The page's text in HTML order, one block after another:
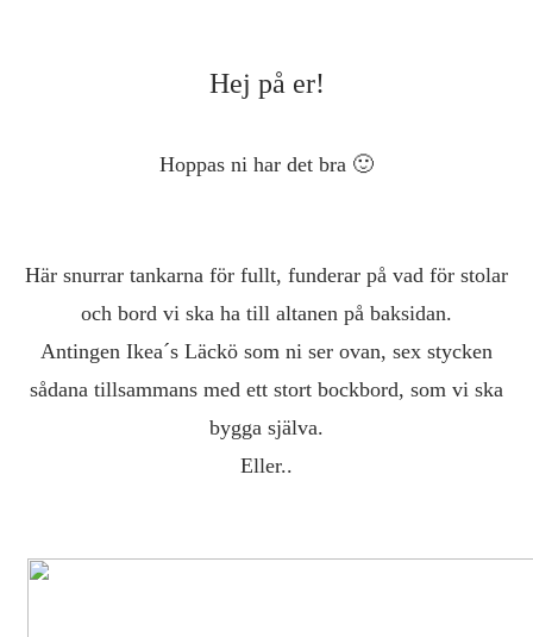
Hej på er!
Hoppas ni har det bra 🙂
Här snurrar tankarna för fullt, funderar på vad för stolar
och bord vi ska ha till altanen på baksidan.
Antingen Ikea´s Läckö som ni ser ovan, sex stycken
sådana tillsammans med ett stort bockbord, som vi ska
bygga själva.
Eller..